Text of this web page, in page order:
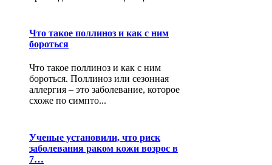
Что такое поллиноз и как с ним
бороться
Что такое поллиноз и как с ним
бороться. Поллиноз или сезонная
аллергия – это заболевание, которое
схоже по симпто...
Ученые установили, что риск
заболевания раком кожи возрос в
7…